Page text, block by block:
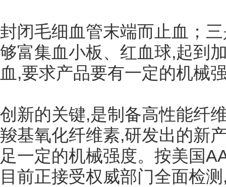
封闭毛细血管末端而止血；
够富集血小板、红血球,起到
血,要求产品要有一定的机械
创新的关键,是制备高性能纤
羧基氧化纤维素,研发出的新
足一定的机械强度。按美国
目前正接受权威部门全面检